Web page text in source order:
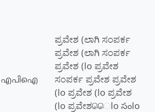
എപിഐ
ಪ್ರವೇಶ (ಲಾಗಿ ಸಂಪರ್ಕ
ಪ್ರವೇಶ (ಲಾಗಿ ಸಂಪರ್ಕ
ಪ್ರವೇಶ (lo ಪ್ರವೇಶ
ಸಂಪರ್ಕ ಪ್ರವೇಶ ಪ್ರವೇಶ
(lo ಪ್ರವೇಶ (lo ಪ್ರವೇಶ
(lo ಪ್ರವೇಶெெlo సంlo